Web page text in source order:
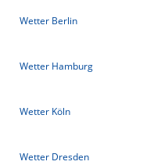
Wetter Berlin
Wetter Hamburg
Wetter Köln
Wetter Dresden